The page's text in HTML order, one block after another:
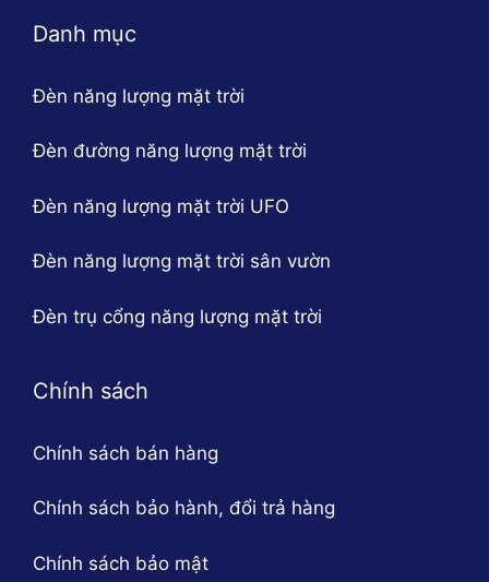
Danh mục
Đèn năng lượng mặt trời
Đèn đường năng lượng mặt trời
Đèn năng lượng mặt trời UFO
Đèn năng lượng mặt trời sân vườn
Đèn trụ cổng năng lượng mặt trời
Chính sách
Chính sách bán hàng
Chính sách bảo hành, đổi trả hàng
Chính sách bảo mật